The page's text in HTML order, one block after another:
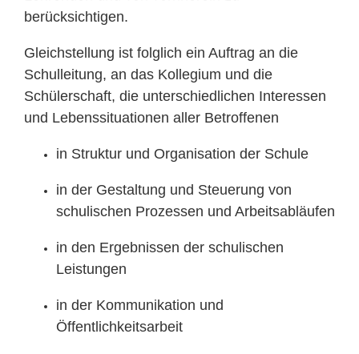
berücksichtigen.
Gleichstellung ist folglich ein Auftrag an die
Schulleitung, an das Kollegium und die
Schülerschaft, die unterschiedlichen Interessen
und Lebenssituationen aller Betroffenen
in Struktur und Organisation der Schule
in der Gestaltung und Steuerung von
schulischen Prozessen und Arbeitsabläufen
in den Ergebnissen der schulischen
Leistungen
in der Kommunikation und
Öffentlichkeitsarbeit